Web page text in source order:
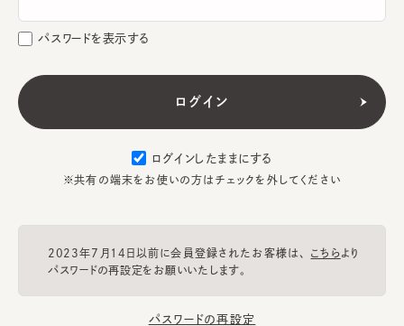
パスワードを表示する
ログインしたままにする
※共有の端末をお使いの方はチェックを外してください
2023年7月14日以前に会員登録されたお客様は、 こちらより
パスワードの再設定をお願いいたします。
パスワードの再設定